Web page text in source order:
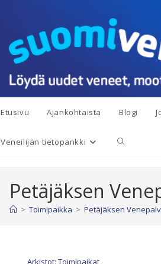
Etusivu Ajankohtaista Blogi
Veneilijän tietopankki Toggle
search
Petäjäksen
> Toimipaikka > Petäjäksen
Arkistot: Toimipaikat